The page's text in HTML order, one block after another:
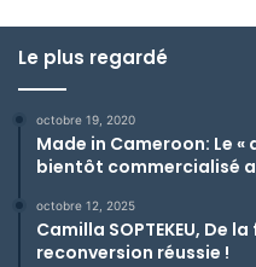
Le plus regardé
octobre 19, 2020
Made in Cameroon: Le
bientôt commercialisé
octobre 12, 2025
Camilla SOPTEKEU, De
reconversion réussie !